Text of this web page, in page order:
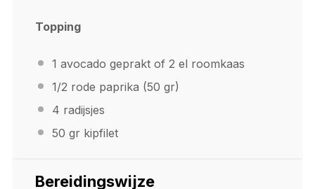
Topping
1 avocado geprakt of 2 el roomkaas
1/2 rode paprika (50 gr)
4 radijsjes
50 gr kipfilet
Bereidingswijze